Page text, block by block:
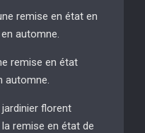
remise en état en
automne.
remise en état
automne.
jardinier florent
remise en état de